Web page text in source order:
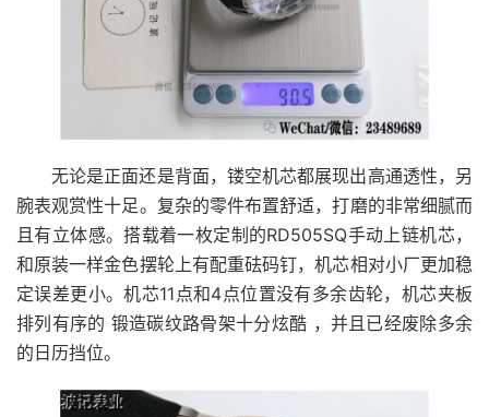
无论是正面还是背面，镂空机芯都展现出高通透性，另
腕表观赏性十足。复杂的零件布置舒适，打磨的非常细腻而
且有立体感。搭载着一枚定制的RD505SQ手动上链机芯，
和原装一样金色摆轮上有配重砝码钉，机芯相对小厂更加稳
定误差更小。机芯11点和4点位置没有多余齿轮，机芯夹板
排列有序的 锻造碳纹路骨架十分炫酷 ，并且已经废除多余
的日历挡位。